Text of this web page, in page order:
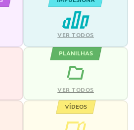
VER TODOS
PLANILHAS
VER TODOS
VÍDEOS